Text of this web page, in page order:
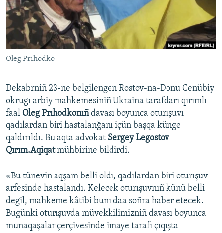
Русский
Українською
QOŞULIÑIZ!
RFE/RS bütün saytları
Oleg Prıhodko
Dekabrniñ 23-ne belgilengen Rostov-na-Donu Cenübiy
okrugı arbiy mahkemesiniñ Ukraina tarafdarı qırımlı
faal Oleg Prıhodkonıñdavası boyunca oturışuvı
qadılardan biri hastalanğanı içün başqa künge
qaldırıldı. Bu aqta advokat Sergey Legostov
Qırım.Aqiqatmühbirine bildirdi.
«Bu tünevin aqşam belli oldı, qadılardan biri oturışuv
arfesinde hastalandı. Kelecek oturışuvnıñ künü belli
degil, mahkeme kâtibi bunı daa soñra haber etecek.
Bugünki oturışuvda müvekkilimizniñ davası boyunca
munaqaşalar çerçivesinde imaye tarafı çıqışta